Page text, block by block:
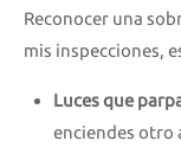
Reconocer una
mis inspecciones,
Luces que
enciendes otro